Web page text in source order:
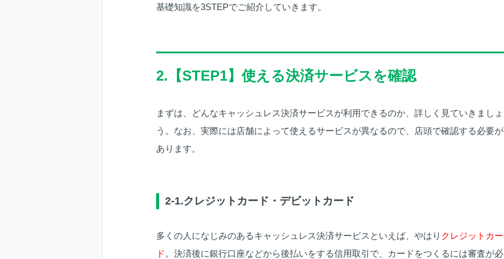
基礎知識を3STEPでご紹介していきます。
2.【STEP1】使える決済サービスを確認
まずは、どんなキャッシュレス決済サービスが利用できるのか、詳しく見ていきましょ
う。なお、実際には店舗によって使えるサービスが異なるので、店頭で確認する必要が
あります。
2-1.クレジットカード・デビットカード
多くの人になじみのあるキャッシュレス決済サービスといえば、やはり クレジットカー
ド 。決済後に銀行口座などから後払いをする信用取引で、カードをつくるには審査が必